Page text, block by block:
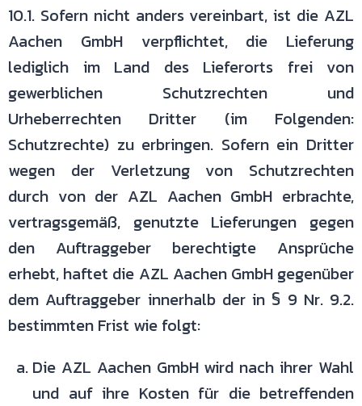
10.1. Sofern nicht anders vereinbart, ist die AZL
Aachen GmbH verpflichtet, die Lieferung
lediglich im Land des Lieferorts frei von
gewerblichen Schutzrechten und
Urheberrechten Dritter (im Folgenden:
Schutzrechte) zu erbringen. Sofern ein Dritter
wegen der Verletzung von Schutzrechten
durch von der AZL Aachen GmbH erbrachte,
vertragsgemäß, genutzte Lieferungen gegen
den Auftraggeber berechtigte Ansprüche
erhebt, haftet die AZL Aachen GmbH gegenüber
dem Auftraggeber innerhalb der in § 9 Nr. 9.2.
bestimmten Frist wie folgt:
Die AZL Aachen GmbH wird nach ihrer Wahl
und auf ihre Kosten für die betreffenden